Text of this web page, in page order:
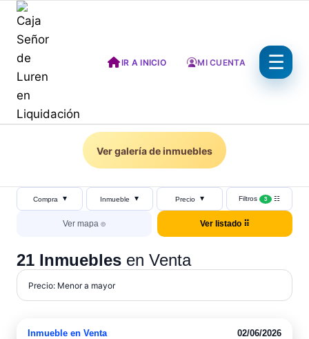
Saltar
contenido
IR A INICIO MI CUENTA
Ver galería de inmuebles
Compra ▾ Inmueble ▾ Precio ▾ Filtros 3 ☷
Ver mapa ⌾ Ver listado ⠿
21 Inmuebles en Venta
Inmueble en Venta 02/06/2026